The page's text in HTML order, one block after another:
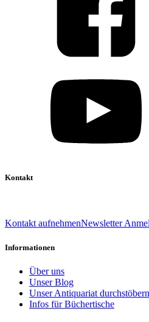
Kontakt
Kontakt aufnehmenNewsletter
Informationen
Über uns
Unser Blog
Unser Antiquariat durchstöbern
Infos für Büchertische